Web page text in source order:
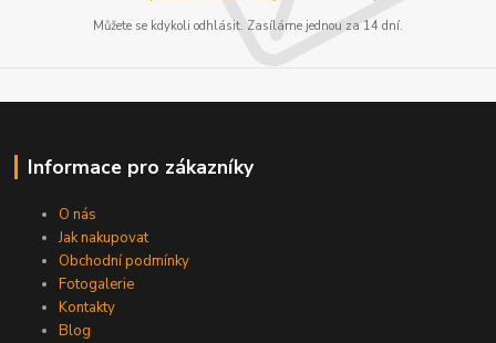
Můžete se kdykoli odhlásit. Zasíláme jednou za 14 dní.
Informace pro zákazníky
O nás
Jak nakupovat
Obchodní podmínky
Fotogalerie
Kontakty
Blog